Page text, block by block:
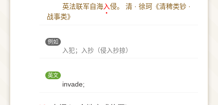
英法联军自海入侵。 清 · 徐珂《清稗类钞 ·
战事类》
例如
入犯；入抄（侵入抄掠）
英文
invade;